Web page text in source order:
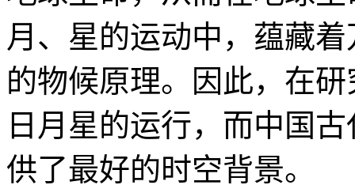
月、星的运动中，蕴藏
的物候原理。因此，在
日月星的运行，而中国
供了最好的时空背景。